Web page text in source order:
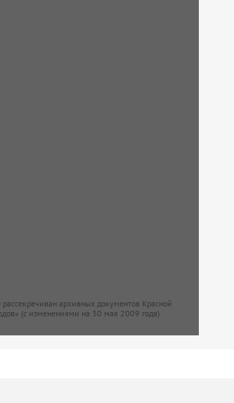
архивных документов Красной
(с изменениями на 30 мая 2009 года)